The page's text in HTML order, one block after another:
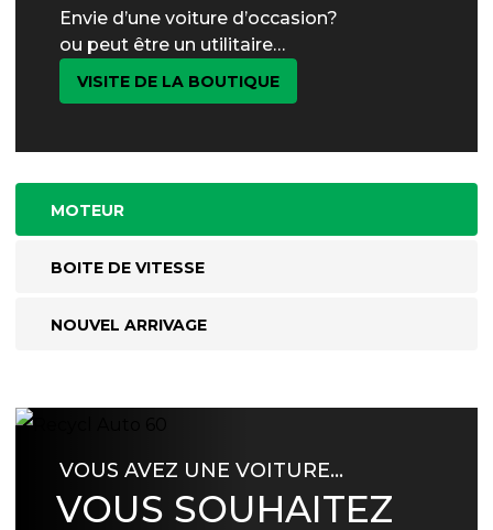
Envie d’une voiture d’occasion?
ou peut être un utilitaire…
VISITE DE LA BOUTIQUE
MOTEUR
BOITE DE VITESSE
NOUVEL ARRIVAGE
VOUS AVEZ UNE VOITURE…
VOUS SOUHAITEZ